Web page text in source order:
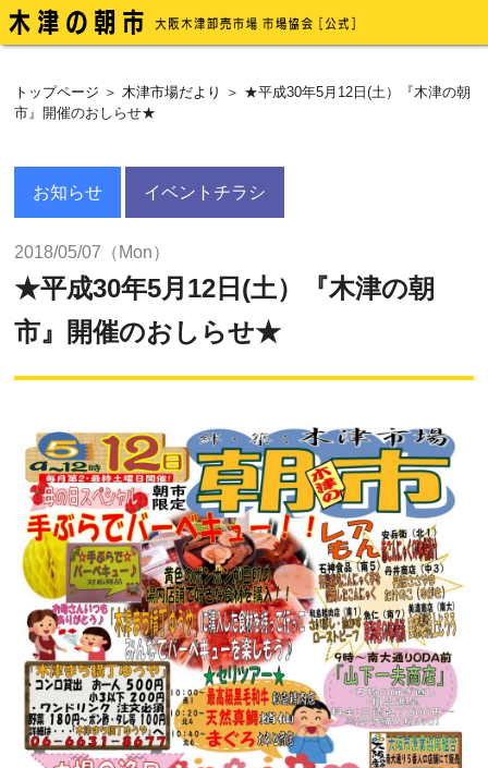
トップページ ＞木津市場だより
＞ ★平成30年5月12日(土）『木津の朝
市』開催のおしらせ★
お知らせ イベントチラシ
2018/05/07（Mon）
★平成30年5月12日(土）『木津の朝
市』開催のおしらせ★